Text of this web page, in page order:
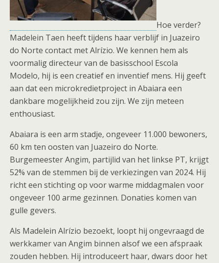
Hoe verder?
Madelein Taen heeft tijdens haar verblijf in Juazeiro
do Norte contact met Alrízio. We kennen hem als
voormalig directeur van de basisschool Escola
Modelo, hij is een creatief en inventief mens. Hij geeft
aan dat een microkredietproject in Abaiara een
dankbare mogelijkheid zou zijn. We zijn meteen
enthousiast.
Abaiara is een arm stadje, ongeveer 11.000 bewoners,
60 km ten oosten van Juazeiro do Norte.
Burgemeester Angim, partijlid van het linkse PT, krijgt
52% van de stemmen bij de verkiezingen van 2024. Hij
richt een stichting op voor warme middagmalen voor
ongeveer 100 arme gezinnen. Donaties komen van
gulle gevers.
Als Madelein Alrízio bezoekt, loopt hij ongevraagd de
werkkamer van Angim binnen alsof we een afspraak
zouden hebben. Hij introduceert haar, dwars door het